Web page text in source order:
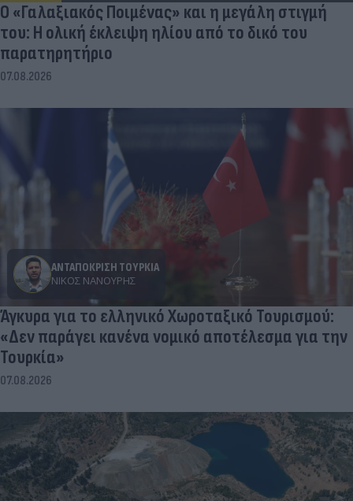
Ο «Γαλαξιακός Ποιμένας» και η μεγάλη στιγμή
του: Η ολική έκλειψη ηλίου από το δικό του
παρατηρητήριο
07.08.2026
ΑΝΤΑΠΟΚΡΙΣΗ ΤΟΥΡΚΙΑ
ΝΊΚΟΣ ΝΑΝΟΎΡΗΣ
Άγκυρα για το ελληνικό Χωροταξικό Τουρισμού:
«Δεν παράγει κανένα νομικό αποτέλεσμα για την
Τουρκία»
07.08.2026